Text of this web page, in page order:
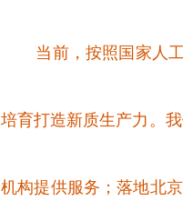
当前，按照国家人
培育打造新质生产力。
机构提供服务；落地北